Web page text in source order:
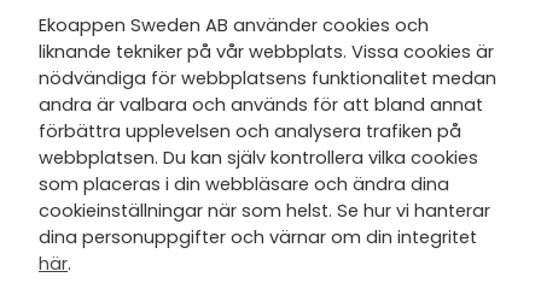
Jag har tagit del av Ekoappens
personuppgifts- och
integritetspolicyoch tar gärna del
av nyheter, hälsotips och exklusiva
erbjudanden via min e-post.
Ekoappen Sweden AB använder cookies och
liknande tekniker på vår webbplats. Vissa cookies är
nödvändiga för webbplatsens funktionalitet medan
andra är valbara och används för att bland annat
förbättra upplevelsen och analysera trafiken på
webbplatsen. Du kan själv kontrollera vilka cookies
som placeras i din webbläsare och ändra dina
cookieinställningar när som helst. Se hur vi hanterar
dina personuppgifter och värnar om din integritet
här.